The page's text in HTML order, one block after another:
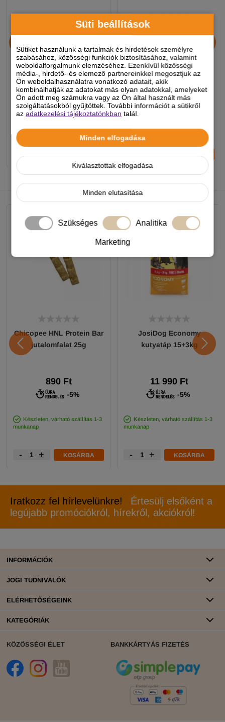
Süti beállítások
Sütiket használunk a tartalmak és hirdetések személyre
szabásához, közösségi funkciók biztosításához, valamint
weboldalforgalmunk elemzéséhez. Ezenkívül közösségi
média-, hirdető- és elemező partnereinkkel megosztjuk az
Ön weboldalhasználatra vonatkozó adatait, akik
kombinálhatják az adatokat más olyan adatokkal, amelyeket
Ön adott meg számukra vagy az Ön által használt más
szolgáltatásokból gyűjtöttek. További információt a sütikről
azadatkezelési tájékoztatónkban talál.
Minden elfogadása
Kiválasztottak elfogadása
Minden elutasítása
Szükséges Analitika
Marketing
Sertéshús csíkok 80g
2 390 Ft
-5%
Készleten, várható szállítás 1-3
+ KOSÁRBA
Bárányhús csíkok 80g
2 390 Ft
-5%
Készleten, várható szállítás 1-3
- + KOSÁRBA
NEKED AJÁNLJUK
Chicopee HNL Protein Bar
jutalomfalat 25g
890 Ft
-5%
Készleten, várható szállítás 1-3
munkanap
- + KOSÁRBA
JosiDog Economy
kutyatáp 15+3kg
11 990 Ft
-5%
Készleten, várható szállítás 1-3
munkanap
- + KOSÁRBA
Iratkozz fel hírlevelünkre!
Értesülj elsőként a
legújabb promóciókról, hírekről, akciókról!
INFORMÁCIÓK
JOGI TUDNIVALÓK
ELÉRHETŐSÉGEINK
KATEGÓRIÁK
KÖZÖSSÉGI ÉLET BANKKÁRTYÁS FIZETÉS